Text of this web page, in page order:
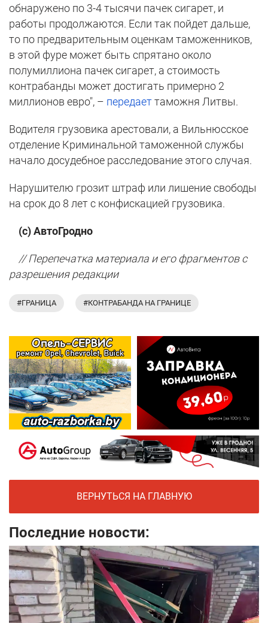
обнаружено по 3-4 тысячи пачек сигарет, и
работы продолжаются. Если так пойдет дальше,
то по предварительным оценкам таможенников,
в этой фуре может быть спрятано около
полумиллиона пачек сигарет, а стоимость
контрабанды может достигать примерно 2
миллионов евро", – передаеттаможня Литвы.
Водителя грузовика арестовали, а Вильнюсское
отделение Криминальной таможенной службы
начало досудебное расследование этого случая.
Нарушителю грозит штраф или лишение свободы
на срок до 8 лет с конфискацией грузовика.
(с) АвтоГродно
// Перепечатка материала и его фрагментов с
разрешения редакции
#ГРАНИЦА #КОНТРАБАНДА НА ГРАНИЦЕ
ВЕРНУТЬСЯ НА ГЛАВНУЮ
Последние новости: